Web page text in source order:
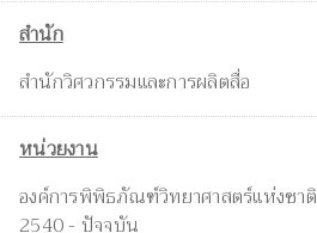
สำนัก
สำนักวิศวกรรมและการผลิตสื่อ
หน่วยงาน
องค์การพิพิธภัณฑ์วิทยาศาสตร์แห่งชาติ
2540 - ปัจจุบัน